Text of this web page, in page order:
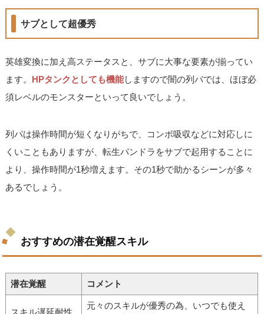
サブとして超優秀
英雄変換に加え高ステータスと、サブに大事な要素が揃ってい
ます。 HPタンクとしても機能しますので闇の列パでは、ほぼ必
須レベルのモンスターといって良いでしょう。
列パは操作時間が短くなりがちで、コンボ吸収などに対応しに
くいこともありますが、転生パンドラをサブで起用することに
より、操作時間が1秒増えます。その1秒で助かるシーンが多々
あるでしょう。
おすすめの潜在覚醒スキル
潜在覚醒 コメント
スキル遅延耐性
元々のスキルが優秀の為、いつでも使え